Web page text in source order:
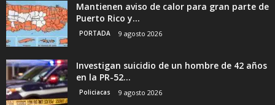
Mantienen aviso de calor para gran parte de
Puerto Rico y...
PORTADA 9 agosto 2026
Investigan suicidio de un hombre de 42 años
en la PR-52...
Policiacas 9 agosto 2026